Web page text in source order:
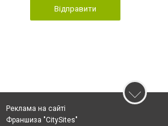
Відправити
Реклама на сайті
Франшиза "CitySites"